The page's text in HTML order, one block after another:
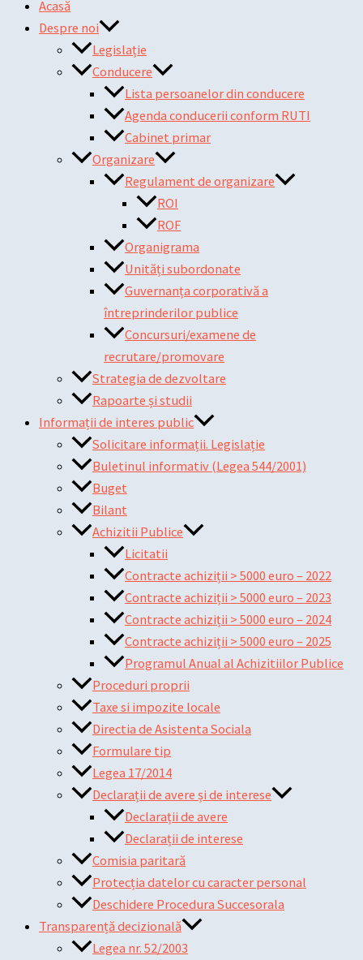
Acasă
Despre noi
Legislație
Conducere
Lista persoanelor din conducere
Agenda conducerii conform RUTI
Cabinet primar
Organizare
Regulament de organizare
ROI
ROF
Organigrama
Unități subordonate
Guvernanța corporativă a
întreprinderilor publice
Concursuri/examene de
recrutare/promovare
Strategia de dezvoltare
Rapoarte și studii
Informații de interes public
Solicitare informații. Legislație
Buletinul informativ (Legea 544/2001)
Buget
Bilant
Achizitii Publice
Licitatii
Contracte achiziții > 5000 euro – 2022
Contracte achiziții > 5000 euro – 2023
Contracte achiziții > 5000 euro – 2024
Contracte achiziții > 5000 euro – 2025
Programul Anual al Achizitiilor Publice
Proceduri proprii
Taxe si impozite locale
Directia de Asistenta Sociala
Formulare tip
Legea 17/2014
Declarații de avere și de interese
Declarații de avere
Declarații de interese
Comisia paritară
Protecția datelor cu caracter personal
Deschidere Procedura Succesorala
Transparență decizională
Legea nr. 52/2003